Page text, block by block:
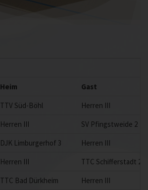
Heim
Gast
TTV Süd-Böhl
Herren III
Herren III
SV Pfingstweide 2
DJK Limburgerhof 3
Herren III
Herren III
TTC Schifferstadt 2
TTC Bad Dürkheim
Herren III